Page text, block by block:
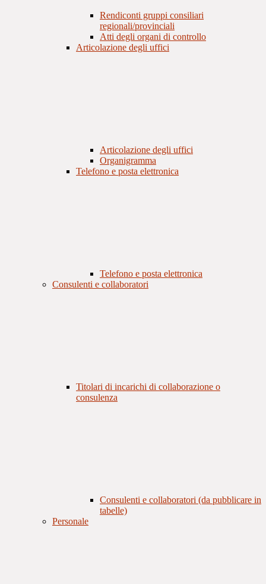
Rendiconti gruppi consiliari
regionali/provinciali
Atti degli organi di controllo
Articolazione degli uffici
Articolazione degli uffici
Organigramma
Telefono e posta elettronica
Telefono e posta elettronica
Consulenti e collaboratori
Titolari di incarichi di collaborazione o
consulenza
Consulenti e collaboratori (da pubblicare in
tabelle)
Personale